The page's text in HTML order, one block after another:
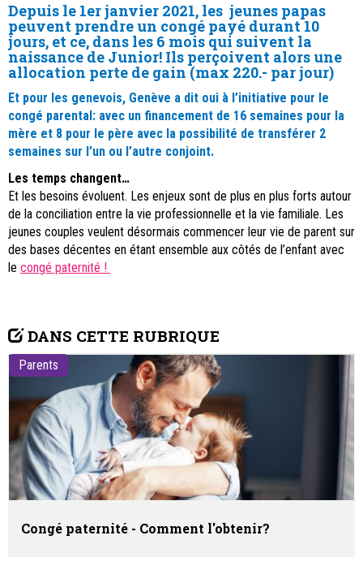
Depuis le 1er janvier 2021, les jeunes papas
peuvent prendre un congé payé durant 10
jours, et ce, dans les 6 mois qui suivent la
naissance de Junior! Ils perçoivent alors une
allocation perte de gain (max 220.- par jour)
Et pour les genevois, Genève a dit oui à l’initiative pour le
congé parental: avec un financement de 16 semaines pour la
mère et 8 pour le père avec la possibilité de transférer 2
semaines sur l’un ou l’autre conjoint.
Les temps changent…
Et les besoins évoluent. Les enjeux sont de plus en plus forts autour
de la conciliation entre la vie professionnelle et la vie familiale. Les
jeunes couples veulent désormais commencer leur vie de parent sur
des bases décentes en étant ensemble aux côtés de l’enfant avec
le congé paternité !
DANS CETTE RUBRIQUE
Parents
Congé paternité - Comment l'obtenir?